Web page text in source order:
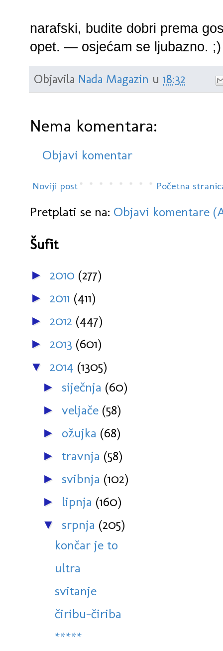
narafski, budite dobri prema
opet. — osjećam se ljubazno. ;)
Objavila Nada Magazin u 18:32
Nema komentara:
Objavi komentar
Noviji post Početna
Pretplati se na: Objavi komentare
Šufit
► 2010 (277)
► 2011 (411)
► 2012 (447)
► 2013 (601)
▼ 2014 (1305)
► siječnja (60)
► veljače (58)
► ožujka (68)
► travnja (58)
► svibnja (102)
► lipnja (160)
▼ srpnja (205)
končar je to
ultra
svitanje
čiribu-čiriba
*****